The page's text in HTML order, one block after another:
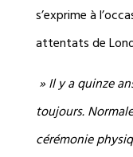
s’exprime à
attentats de
» Il y a quinze
toujours.
cérémonie